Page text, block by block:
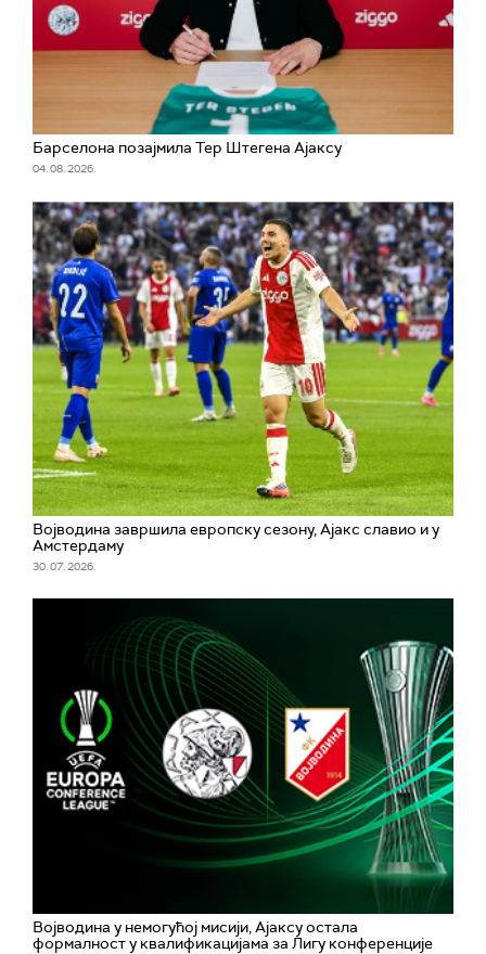
Барселона позајмила Тер Штегена Ајаксу
04. 08. 2026.
Војводина завршила европску сезону, Ајакс славио и у
Амстердаму
30. 07. 2026.
Војводина у немогућој мисији, Ајаксу остала
формалност у квалификацијама за Лигу конференције